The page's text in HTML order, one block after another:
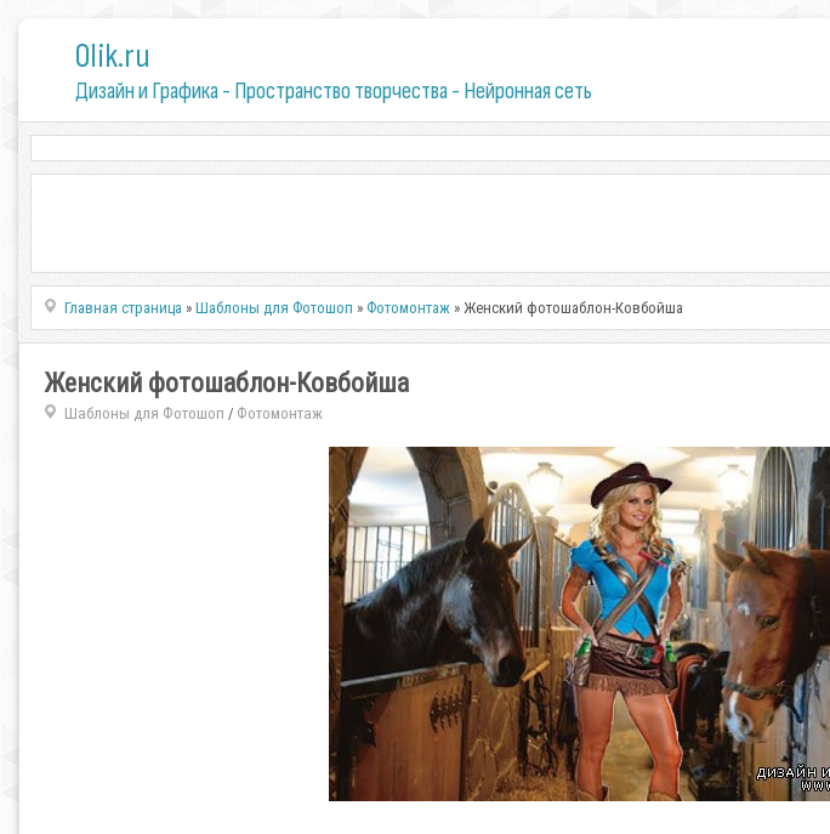
0lik.ru
Дизайн и Графика - Пространство творчества - Нейронная сеть
Главная страница »Шаблоны для Фотошоп » Фотомонтаж » Женский фотошаблон-Ковбойша
Женский фотошаблон-Ковбойша
Шаблоны для Фотошоп / Фотомонтаж